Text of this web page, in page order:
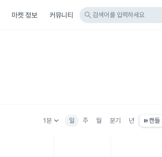
마켓 정보 커뮤니티 search 검색어를 입력하세요
1분keyboard_arrow_down 일 주 월 분기 년 캔들